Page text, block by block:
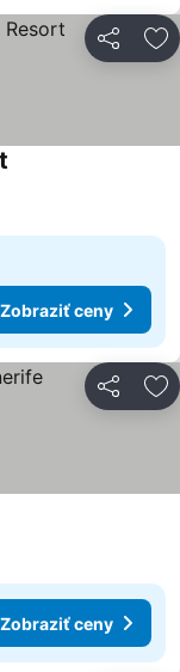
Zdieľať
Zobraziť ceny
Zdieľať
Zobraziť ceny